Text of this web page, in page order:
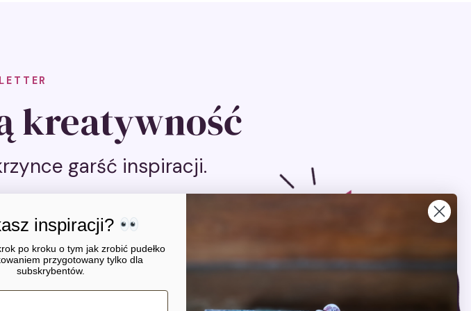
kreatywność
garść inspiracji.
się
media
social media
Ikona social media
inspiracji?
po kroku o tym jak zrobić pudełko
przygotowany tylko dla
subskrybentów.